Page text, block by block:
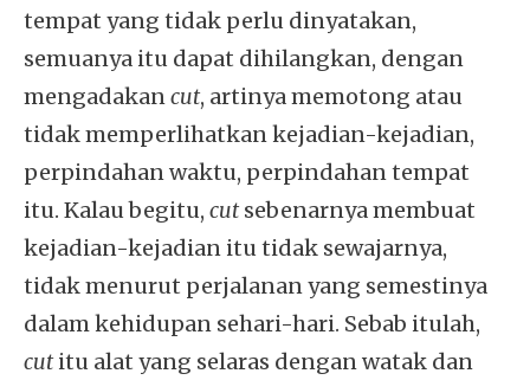
tempat yang tidak perlu dinyatakan,
semuanya itu dapat dihilangkan, dengan
mengadakancut, artinya memotong atau
tidak memperlihatkan kejadian-kejadian,
perpindahan waktu, perpindahan tempat
itu. Kalau begitu, cutsebenarnya membuat
kejadian-kejadian itu tidak sewajarnya,
tidak menurut perjalanan yang semestinya
dalam kehidupan sehari-hari. Sebab itulah,
cutitu alat yang selaras dengan watak dan